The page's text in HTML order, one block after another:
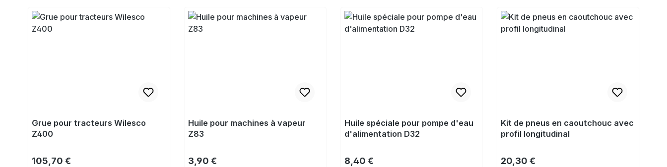
Grue pour tracteurs Wilesco
Z400
Prix régulier :
105,70 €
Huile pour machines à vapeur
Z83
Prix régulier :
3,90 €
Huile spéciale pour pompe d'eau
d'alimentation D32
Prix régulier :
8,40 €
Kit de pneus en caoutchouc avec
profil longitudinal
Prix régulier :
20,30 €